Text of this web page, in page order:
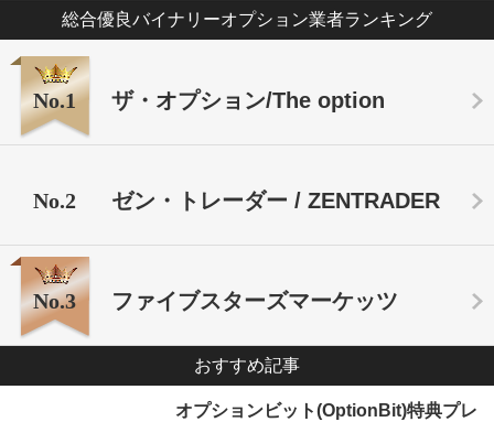
総合優良バイナリーオプション業者ランキング
No.1 ザ・オプション/The option
No.2 ゼン・トレーダー / ZENTRADER
No.3 ファイブスターズマーケッツ
おすすめ記事
オプションビット(OptionBit)特典プレ